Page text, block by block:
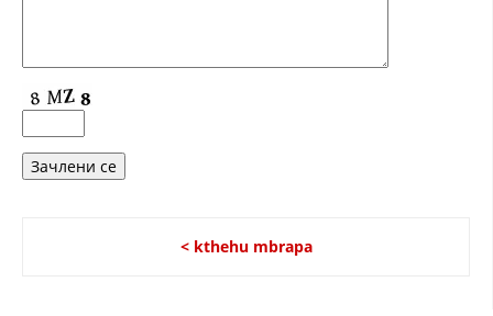
VEPRIMTARI SHËNDETËSORE PREVENTIVE
< kthehu mbrapa